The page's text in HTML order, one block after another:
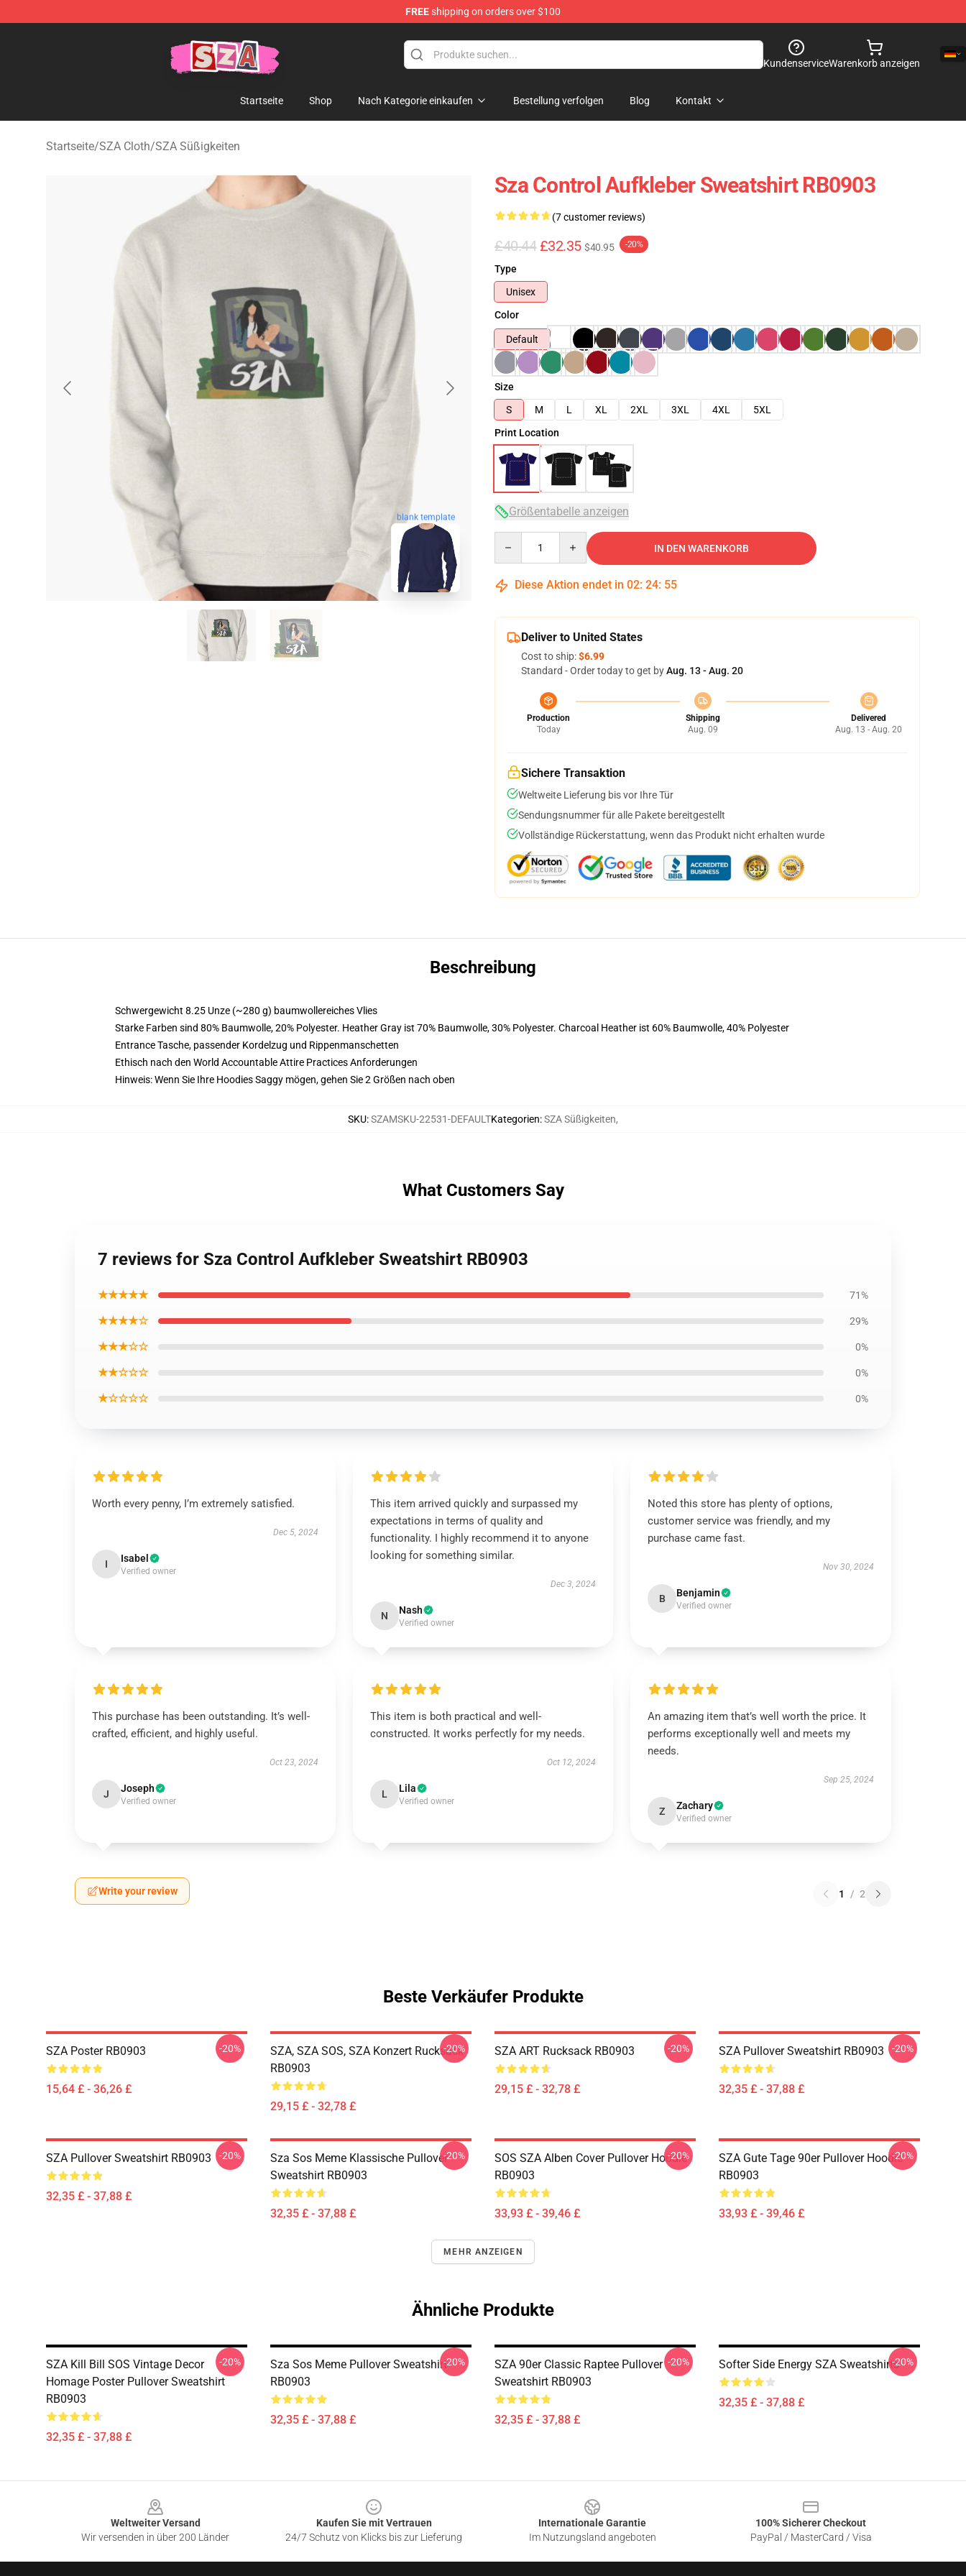
FREEshipping on orders over $100
KundenserviceWarenkorb anzeigen
Startseite Shop Nach Kategorie einkaufen Bestellung verfolgen Blog Kontakt
Startseite/SZA Cloth/SZA Süßigkeiten
blank template
Sza Control Aufkleber Sweatshirt RB0903
(7 customer reviews)
£40.44 £32.35 $40.95 -20%
Type
Unisex
Color
Default
Size
S
M L XL 2XL 3XL 4XL
5XL
Print Location
Größentabelle anzeigen
IN DEN WARENKORB
Diese Aktion endet in 02: 24: 54
Deliver to United States
Cost to ship:$6.99
Standard - Order today to get byAug. 13 - Aug. 20
Production
Today
Shipping
Aug. 09
Delivered
Aug. 13 - Aug. 20
Sichere Transaktion
Weltweite Lieferung bis vor Ihre Tür
Sendungsnummer für alle Pakete bereitgestellt
Vollständige Rückerstattung, wenn das Produkt nicht erhalten wurde
Beschreibung
Schwergewicht 8.25 Unze (~280 g) baumwollereiches Vlies
Starke Farben sind 80% Baumwolle, 20% Polyester. Heather Gray ist 70% Baumwolle, 30% Polyester. Charcoal Heather ist 60% Baumwolle, 40% Polyester
Entrance Tasche, passender Kordelzug und Rippenmanschetten
Ethisch nach den World Accountable Attire Practices Anforderungen
Hinweis: Wenn Sie Ihre Hoodies Saggy mögen, gehen Sie 2 Größen nach oben
SKU:SZAMSKU-22531-DEFAULTKategorien:SZA Süßigkeiten,
What Customers Say
7 reviews for Sza Control Aufkleber Sweatshirt RB0903
★★★★★ 71%
★★★★☆ 29%
★★★☆☆ 0%
★★☆☆☆ 0%
★☆☆☆☆ 0%
Worth every penny, I’m extremely satisfied.
Dec 5, 2024
I Isabel
Verified owner
This item arrived quickly and surpassed my
expectations in terms of quality and
functionality. I highly recommend it to anyone
looking for something similar.
Dec 3, 2024
N Nash
Verified owner
Noted this store has plenty of options,
customer service was friendly, and my
purchase came fast.
Nov 30, 2024
B Benjamin
Verified owner
This purchase has been outstanding. It’s well-
crafted, efficient, and highly useful.
Oct 23, 2024
J Joseph
Verified owner
This item is both practical and well-
constructed. It works perfectly for my needs.
Oct 12, 2024
L Lila
Verified owner
An amazing item that’s well worth the price. It
performs exceptionally well and meets my
needs.
Sep 25, 2024
Z Zachary
Verified owner
Write your review 1 / 2
Beste Verkäufer Produkte
SZA Poster RB0903
15,64 £ - 36,26 £
-20%
SZA, SZA SOS, SZA Konzert Rucksack
RB0903
29,15 £ - 32,78 £
-20% SZA ART Rucksack RB0903
29,15 £ - 32,78 £
-20% SZA Pullover Sweatshirt RB0903
32,35 £ - 37,88 £
-20%
SZA Pullover Sweatshirt RB0903
32,35 £ - 37,88 £
-20%
Sza Sos Meme Klassische Pullover
Sweatshirt RB0903
32,35 £ - 37,88 £
-20%
SOS SZA Alben Cover Pullover Hoodie
RB0903
33,93 £ - 39,46 £
-20%
SZA Gute Tage 90er Pullover Hoodie
RB0903
33,93 £ - 39,46 £
-20%
MEHR ANZEIGEN
Ähnliche Produkte
SZA Kill Bill SOS Vintage Decor
Homage Poster Pullover Sweatshirt
RB0903
32,35 £ - 37,88 £
-20%
Sza Sos Meme Pullover Sweatshirt
RB0903
32,35 £ - 37,88 £
-20%
SZA 90er Classic Raptee Pullover
Sweatshirt RB0903
32,35 £ - 37,88 £
-20% Softer Side Energy SZA Sweatshirts
32,35 £ - 37,88 £
-20%
Weltweiter Versand
Wir versenden in über 200 Länder
Kaufen Sie mit Vertrauen
24/7 Schutz von Klicks bis zur Lieferung
Internationale Garantie
Im Nutzungsland angeboten
100% Sicherer Checkout
PayPal / MasterCard / Visa